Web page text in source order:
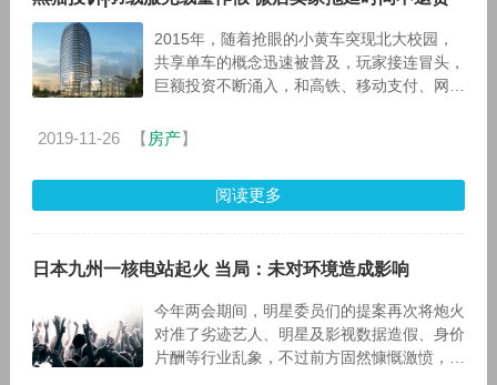
2015年，随着抢眼的小黄车突现北大校园，
共享单车的概念迅速被普及，玩家接连冒头，
巨额投资不断涌入，和高铁、移动支付、网购
今年，共享单车
2019-11-26 【 房产】
阅读更多
日本九州一核电站起火 当局：未对环境造成影响
今年两会期间，明星委员们的提案再次将炮火
对准了劣迹艺人、明星及影视数据造假、身价
片酬等行业乱象，不过前方固然慷慨激愤，后